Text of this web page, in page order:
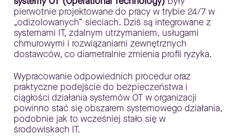
pierwotnie projektowane do pracy w trybie 24/7 w
„odizolowanych” sieciach. Dziś są integrowane z
systemami IT, zdalnym utrzymaniem, usługami
chmurowymi i rozwiązaniami zewnętrznych
dostawców, co diametralnie zmienia profil ryzyka.
Wypracowanie odpowiednich procedur oraz
praktyczne podejście do bezpieczeństwa i
ciągłości działania systemów OT w organizacji
powinno stać się obszarem systemowego działania,
podobnie jak to wcześniej stało się w
środowiskach IT.